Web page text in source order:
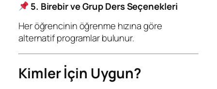
5. Birebir ve Grup Ders Seçenekleri
Her öğrencinin öğrenme hızına göre
alternatif programlar bulunur.
Kimler İçin Uygun?